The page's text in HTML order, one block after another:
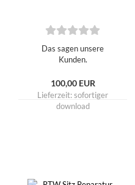
Das sagen unsere
Kunden.
100,00 EUR
Lieferzeit: sofortiger
download